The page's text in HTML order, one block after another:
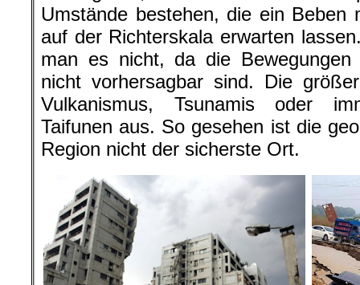
Umstände bestehen, die ein
auf der Richterskala erwarten
man es nicht, da die Bewegungen
nicht vorhersagbar sind. Die
Vulkanismus, Tsunamis oder
Taifunen aus. So gesehen ist die
Region nicht der sicherste Ort.